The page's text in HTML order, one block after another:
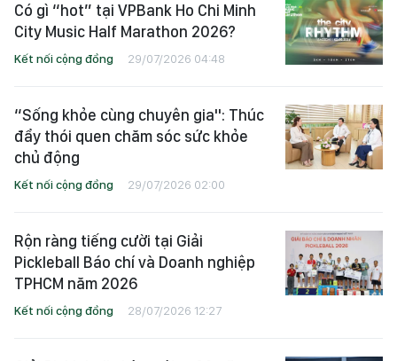
Có gì “hot” tại VPBank Ho Chi Minh
City Music Half Marathon 2026?
Kết nối cộng đồng 29/07/2026 04:48
“Sống khỏe cùng chuyên gia": Thúc
đẩy thói quen chăm sóc sức khỏe
chủ động
Kết nối cộng đồng 29/07/2026 02:00
Rộn ràng tiếng cười tại Giải
Pickleball Báo chí và Doanh nghiệp
TPHCM năm 2026
Kết nối cộng đồng 28/07/2026 12:27